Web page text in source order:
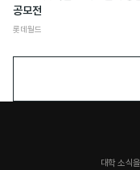
공모전
롯데월드
대학 소식